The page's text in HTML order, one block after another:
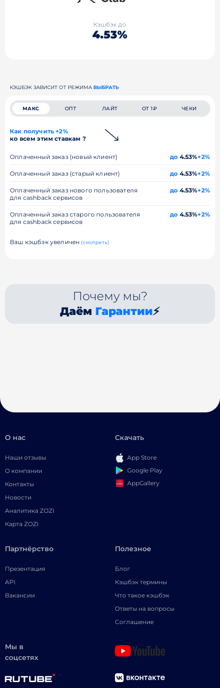
Кэшбэк до
4.53%
КЭШБЭК ЗАВИСИТ ОТ РЕЖИМА ВЫБРАТЬ
МАКС ОПТ ЛАЙТ ОТ 1₽ ЧЕКИ
Как получить +2%
ко всем этим ставкам ?
Оплаченный заказ (новый клиент) до 4.53%+2%
Оплаченный заказ (старый клиент) до 4.53%+2%
Оплаченный заказ нового пользователя
для cashback сервисов
до 4.53%+2%
Оплаченный заказ старого пользователя
для cashback сервисов
до 4.53%+2%
Ваш кэшбэк увеличен (смотреть)
Почему мы?
Даём Гарантии⚡
О нас
Наши отзывы
О компании
Контакты
Новости
Аналитика ZOZI
Карта ZOZI
Скачать
App Store
Google Play
AppGallery
Партнёрство
Презентация
API
Вакансии
Полезное
Блог
Кэшбэк термины
Что такое кэшбэк
Ответы на вопросы
Соглашение
Мы в
соцсетях